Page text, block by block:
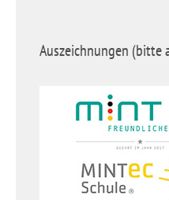
Auszeichnungen